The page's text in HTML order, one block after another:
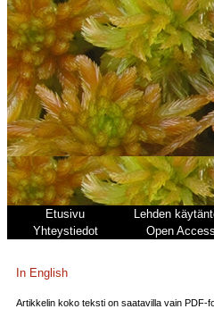
Etusivu Lehden
Yhteystiedot
Open Access
In English
Artikkelin koko teksti on saatavilla vain PDF-